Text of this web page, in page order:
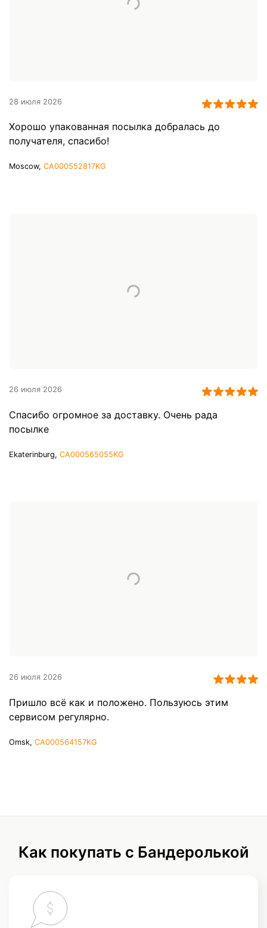
28 июля 2026
Хорошо упакованная посылка добралась до
получателя, спасибо!
Moscow, CA000552817KG
26 июля 2026
Спасибо огромное за доставку. Очень рада
посылке
Ekaterinburg, CA000565055KG
26 июля 2026
Пришло всё как и положено. Пользуюсь этим
сервисом регулярно.
Omsk, CA000564157KG
Как покупать с Бандеролькой